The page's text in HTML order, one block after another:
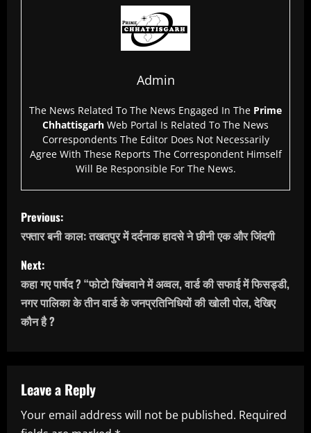
Admin
The News Related To The News Engaged In The Prime
Chhattisgarh Web Portal Is Related To The News
Correspondents The Editor Does Not Necessarily
Agree With These Reports The Correspondent Himself
Will Be Responsible For The News.
P
o
s
t
n
v
i
Previous:
रफ्तार बनी काल: तखतपुर में दर्दनाक हादसे ने छीनी एक और जिंदगी
Next:
कहा गए पार्षद ? “फोटो खिंचवाने में अव्वल, वार्ड की सफाई में फिसड्डी,
नगर पालिका के तीन वार्ड के जनप्रतिनिधियों की खोली पोल, देखिए
कौन है ?
Leave a Reply
Your email address will not be published. Required